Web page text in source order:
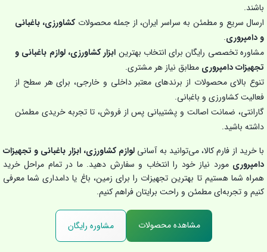
باشند.
ارسال سریع و مطمئن به سراسر ایران، از جمله محصولاتکشاورزی، باغبانی
و دامپروری.
مشاوره تخصصی رایگان برای انتخاب بهترین ابزار کشاورزی، لوازم باغبانی و
تجهیزات دامپروری مطابق نیاز هر مشتری.
تنوع بالای محصولات از برندهای معتبر داخلی و خارجی، برای هر سطح از
فعالیت کشاورزی و باغبانی.
گارانتی، ضمانت اصالت و پشتیبانی پس از فروش، تا تجربه خریدی مطمئن
داشته باشید.
با خرید از فارم کالا، می‌توانید به آسانی لوازم کشاورزی، ابزار باغبانی و تجهیزات
دامپروری مورد نیاز خود را انتخاب و سفارش دهید. ما در تمام مراحل خرید
همراه شما هستیم تا بهترین تجهیزات را برای زمین، باغ یا دامداری شما معرفی
کنیم و تجربه‌ای مطمئن و راحت برایتان فراهم کنیم.
مشاهده محصولات مشاوره رایگان